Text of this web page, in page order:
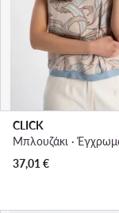
CLICK
Μπλουζάκι ·
37,01 €